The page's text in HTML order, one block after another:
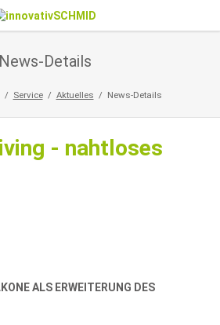
News-Details
Service Aktuelles News-Details
- nahtloses
ALS ERWEITERUNG DES